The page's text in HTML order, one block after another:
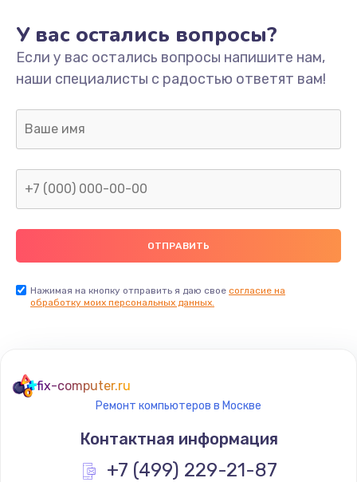
Прошивка блока управления
1000 руб.
Заказать
Замена разъемов
750 руб.
Заказать
Ремонт микрофона
450 руб.
Заказать
У вас остались вопросы?
Если у вас остались вопросы напишите нам,
наши специалисты с радостью ответят вам!
Нажимая на кнопку отправить я даю свое согласие на
обработку моих персональных данных.
fix-computer.ru
Ремонт компьютеров в Москве
Контактная информация
+7 (499) 229-21-87